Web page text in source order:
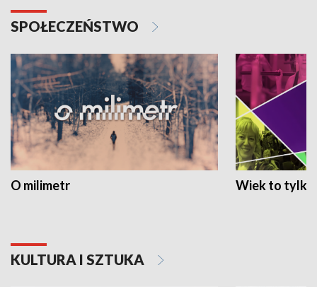
SPOŁECZEŃSTWO
O milimetr Wiek to tylko
KULTURA I SZTUKA